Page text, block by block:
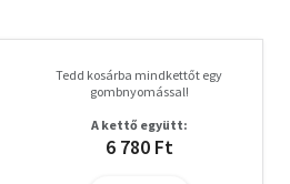
Tedd kosárba mindkettőt egy
gombnyomással!
A kettő együtt:
6 780 Ft